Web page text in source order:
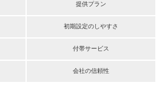
提供プラン
初期設定のしやすさ
付帯サービス
会社の信頼性